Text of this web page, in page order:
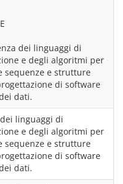
dei linguaggi di
e degli algoritmi per
sequenze e strutture
di software
dati.
linguaggi di
e degli algoritmi per
sequenze e strutture
di software
dati.